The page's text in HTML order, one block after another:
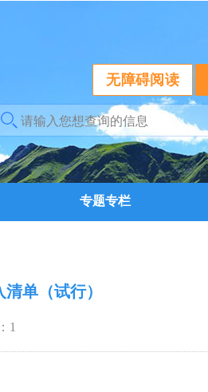
无障碍阅读
专题专栏
单（试行）
1